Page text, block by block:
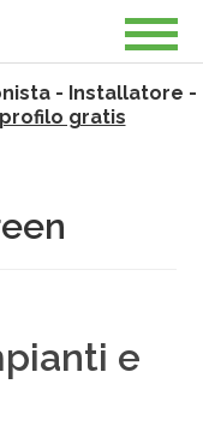
- Installatore -
gratis
e